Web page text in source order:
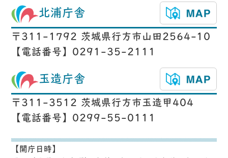
北浦庁舎
〒311-1792 茨城県行方市山田2564-10
【電話番号】0291-35-2111
玉造庁舎
〒311-3512 茨城県行方市玉造甲404
【電話番号】0299-55-0111
【開庁日時】